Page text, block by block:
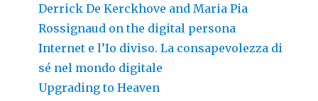
Derrick De Kerckhove and Maria Pia
Rossignaud on the digital persona
Internet e l’Io diviso. La consapevolezza di
sé nel mondo digitale
Upgrading to Heaven